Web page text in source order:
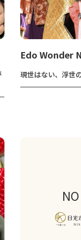
Edo Wonder
現世はない、浮世